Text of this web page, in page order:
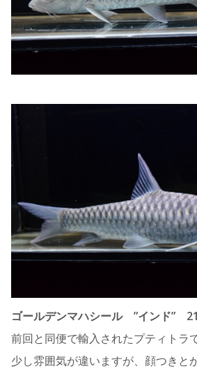
ゴールデンマハシール ”インド”
前回と同便で輸入されたプティトラ
少し雰囲気が違いますが、顔つきと